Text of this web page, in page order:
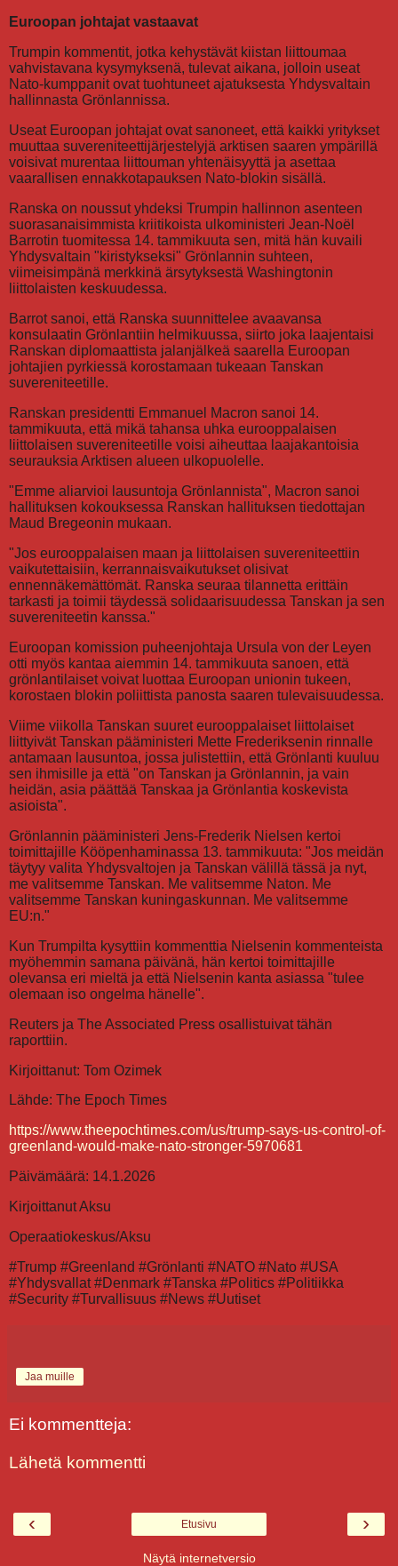
Euroopan johtajat vastaavat
Trumpin kommentit, jotka kehystävät kiistan liittoumaa
vahvistavana kysymyksenä, tulevat aikana, jolloin useat
Nato-kumppanit ovat tuohtuneet ajatuksesta Yhdysvaltain
hallinnasta Grönlannissa.
Useat Euroopan johtajat ovat sanoneet, että kaikki yritykset
muuttaa suvereniteettijärjestelyjä arktisen saaren ympärillä
voisivat murentaa liittouman yhtenäisyyttä ja asettaa
vaarallisen ennakkotapauksen Nato-blokin sisällä.
Ranska on noussut yhdeksi Trumpin hallinnon asenteen
suorasanaisimmista kriitikoista ulkoministeri Jean-Noël
Barrotin tuomitessa 14. tammikuuta sen, mitä hän kuvaili
Yhdysvaltain "kiristykseksi" Grönlannin suhteen,
viimeisimpänä merkkinä ärsytyksestä Washingtonin
liittolaisten keskuudessa.
Barrot sanoi, että Ranska suunnittelee avaavansa
konsulaatin Grönlantiin helmikuussa, siirto joka laajentaisi
Ranskan diplomaattista jalanjälkeä saarella Euroopan
johtajien pyrkiessä korostamaan tukeaan Tanskan
suvereniteetille.
Ranskan presidentti Emmanuel Macron sanoi 14.
tammikuuta, että mikä tahansa uhka eurooppalaisen
liittolaisen suvereniteetille voisi aiheuttaa laajakantoisia
seurauksia Arktisen alueen ulkopuolelle.
"Emme aliarvioi lausuntoja Grönlannista", Macron sanoi
hallituksen kokouksessa Ranskan hallituksen tiedottajan
Maud Bregeonin mukaan.
"Jos eurooppalaisen maan ja liittolaisen suvereniteettiin
vaikutettaisiin, kerrannaisvaikutukset olisivat
ennennäkemättömät. Ranska seuraa tilannetta erittäin
tarkasti ja toimii täydessä solidaarisuudessa Tanskan ja sen
suvereniteetin kanssa."
Euroopan komission puheenjohtaja Ursula von der Leyen
otti myös kantaa aiemmin 14. tammikuuta sanoen, että
grönlantilaiset voivat luottaa Euroopan unionin tukeen,
korostaen blokin poliittista panosta saaren tulevaisuudessa.
Viime viikolla Tanskan suuret eurooppalaiset liittolaiset
liittyivät Tanskan pääministeri Mette Frederiksenin rinnalle
antamaan lausuntoa, jossa julistettiin, että Grönlanti kuuluu
sen ihmisille ja että "on Tanskan ja Grönlannin, ja vain
heidän, asia päättää Tanskaa ja Grönlantia koskevista
asioista".
Grönlannin pääministeri Jens-Frederik Nielsen kertoi
toimittajille Kööpenhaminassa 13. tammikuuta: "Jos meidän
täytyy valita Yhdysvaltojen ja Tanskan välillä tässä ja nyt,
me valitsemme Tanskan. Me valitsemme Naton. Me
valitsemme Tanskan kuningaskunnan. Me valitsemme
EU:n."
Kun Trumpilta kysyttiin kommenttia Nielsenin kommenteista
myöhemmin samana päivänä, hän kertoi toimittajille
olevansa eri mieltä ja että Nielsenin kanta asiassa "tulee
olemaan iso ongelma hänelle".
Reuters ja The Associated Press osallistuivat tähän
raporttiin.
Kirjoittanut: Tom Ozimek
Lähde: The Epoch Times
https://www.theepochtimes.com/us/trump-says-us-control-of-
greenland-would-make-nato-stronger-5970681
Päivämäärä: 14.1.2026
Kirjoittanut Aksu
Operaatiokeskus/Aksu
#Trump #Greenland #Grönlanti #NATO #Nato #USA
#Yhdysvallat #Denmark #Tanska #Politics #Politiikka
#Security #Turvallisuus #News #Uutiset
Jaa muille
Ei kommentteja:
Lähetä kommentti
‹ ›
Etusivu
Näytä internetversio